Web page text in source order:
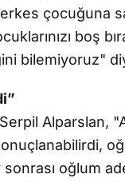
çocuğuna
boş
bilemiyoruz"
Alparslan,
oğlum